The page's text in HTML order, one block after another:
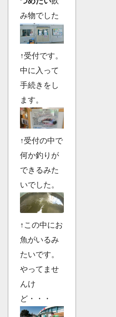
み物でした
↑受付です。
中に入って
手続きをし
ます。
↑受付の中で
何か釣りが
できるみた
いでした。
↑この中にお
魚がいるみ
たいです。
やってませ
んけ
ど・・・